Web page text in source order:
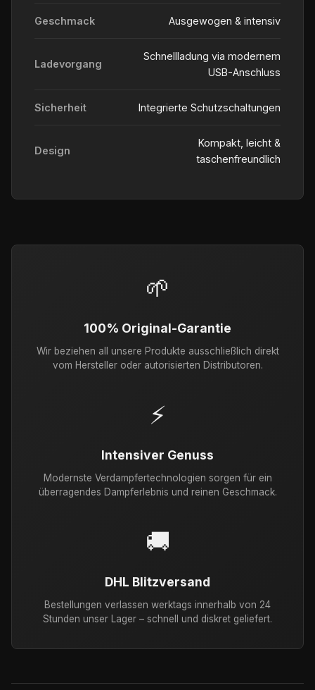
Geschmack Ausgewogen & intensiv
Ladevorgang
Schnellladung via modernem
USB-Anschluss
Sicherheit Integrierte Schutzschaltungen
Design
Kompakt, leicht &
taschenfreundlich
🌱
100% Original-Garantie
Wir beziehen all unsere Produkte ausschließlich direkt
vom Hersteller oder autorisierten Distributoren.
⚡
Intensiver Genuss
Modernste Verdampfertechnologien sorgen für ein
überragendes Dampferlebnis und reinen Geschmack.
🚚
DHL Blitzversand
Bestellungen verlassen werktags innerhalb von 24
Stunden unser Lager – schnell und diskret geliefert.